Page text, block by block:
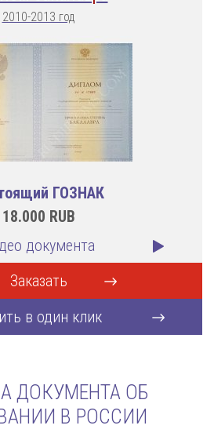
2010-2013 год
ГОЗНАК
18.000 RUB
документа
Заказать
в один клик
ДОКУМЕНТА ОБ
В РОССИИ